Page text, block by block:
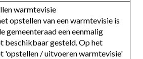
warmtevisie
opstellen van een warmtevisie is
gemeenteraad een eenmalig
beschikbaar gesteld. Op het
'opstellen / uitvoeren warmtevisie'